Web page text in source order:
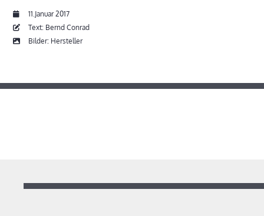
11.Januar 2017
Text: Bernd Conrad
Bilder: Hersteller